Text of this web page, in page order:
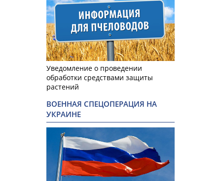
Уведомление о проведении
обработки средствами защиты
растений
ВОЕННАЯ СПЕЦОПЕРАЦИЯ НА
УКРАИНЕ